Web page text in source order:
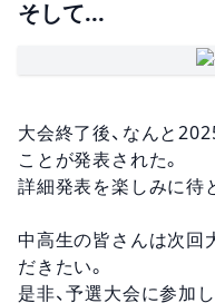
そして...
大会終了後、なんと
ことが発表された。
詳細発表を楽しみに待
中高生の皆さんは次回
だきたい。
是非、予選大会に参加